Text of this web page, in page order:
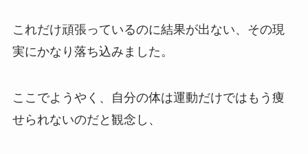
これだけ頑張っているのに結果が出ない、その現
実にかなり落ち込みました。
ここでようやく、自分の体は運動だけではもう痩
せられないのだと観念し、